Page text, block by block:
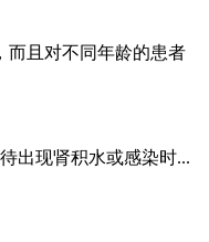
而且对不同年龄的患者
出现肾积水或感染时...